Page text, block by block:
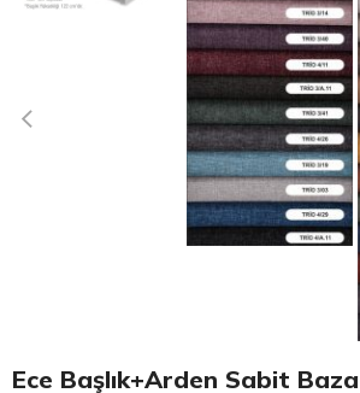
Ece Başlık+Arden Sabit Baza